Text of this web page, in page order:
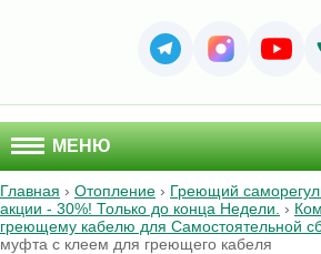
МЕНЮ
Главная › Отопление › Греющий
акции - 30%! Только до конца Недели.
›
греющему кабелю для Самостоятельной
муфта с клеем для греющего кабеля